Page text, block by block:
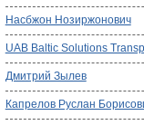
Насбжон Нозиржонович
UAB Baltic Solutions
Дмитрий Зылев
Капрелов Руслан